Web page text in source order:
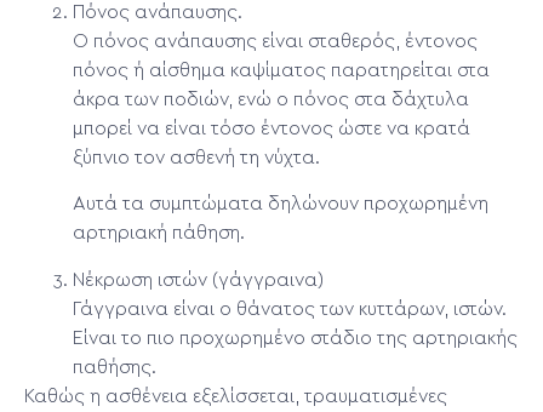
Πόνος ανάπαυσης.
Ο πόνος ανάπαυσης είναι σταθερός, έντονος
πόνος ή αίσθημα καψίματος παρατηρείται στα
άκρα των ποδιών, ενώ ο πόνος στα δάχτυλα
μπορεί να είναι τόσο έντονος ώστε να κρατά
ξύπνιο τον ασθενή τη νύχτα.
Αυτά τα συμπτώματα δηλώνουν προχωρημένη
αρτηριακή πάθηση.
Νέκρωση ιστών (γάγγραινα)
Γάγγραινα είναι ο θάνατος των κυττάρων, ιστών.
Είναι το πιο προχωρημένο στάδιο της αρτηριακής
παθήσης.
Καθώς η ασθένεια εξελίσσεται, τραυματισμένες